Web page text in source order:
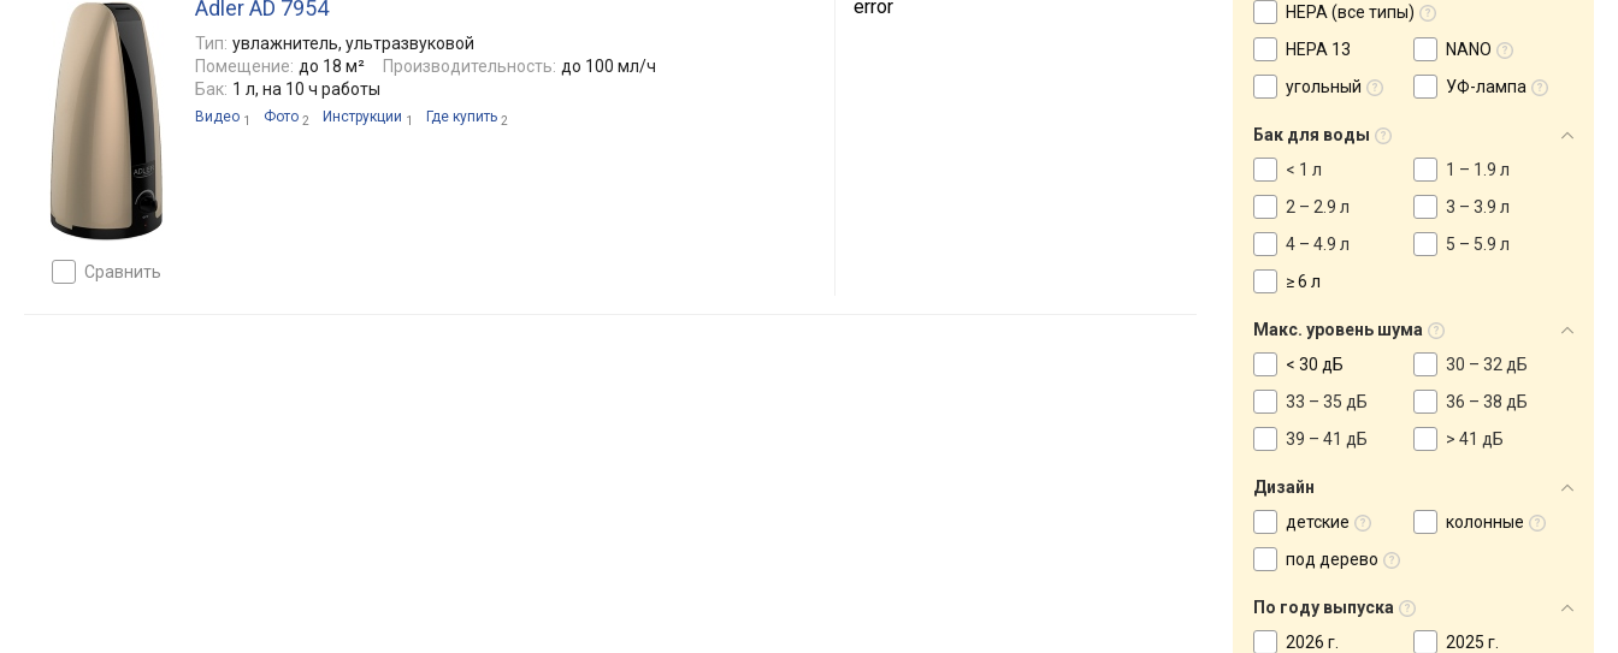
сравнить
Adler AD 7954
Тип: увлажнитель, ультразвуковой
Помещение: до 18 м² Производительность: до 100 мл/ч
Бак: 1 л, на 10 ч работы
Видео 1 Фото 2 Инструкции 1 Где купить 2
error
HEPA (все типы)
HEPA 13
NANO
угольный
УФ-лампа
Бак для воды
< 1 л
1 – 1.9 л
2 – 2.9 л
3 – 3.9 л
4 – 4.9 л
5 – 5.9 л
≥ 6 л
Макс. уровень шума
< 30 дБ
30 – 32 дБ
33 – 35 дБ
36 – 38 дБ
39 – 41 дБ
> 41 дБ
Дизайн
детские
колонные
под дерево
По году выпуска
2026 г.
2025 г.